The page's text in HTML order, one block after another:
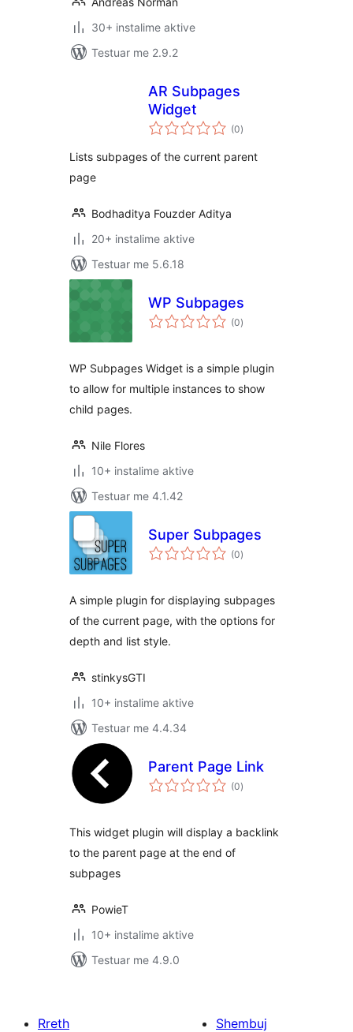
30+ instalime aktive
Testuar me 2.9.2
AR Subpages
Widget
(0vlerësime
gjithsej
)
Lists subpages of the current parent
page
Bodhaditya Fouzder Aditya
20+ instalime aktive
Testuar me 5.6.18
WP Subpages
(0vlerësime
gjithsej
)
WP Subpages Widget is a simple plugin
to allow for multiple instances to show
child pages.
Nile Flores
10+ instalime aktive
Testuar me 4.1.42
Super Subpages
(0vlerësime
gjithsej
)
A simple plugin for displaying subpages
of the current page, with the options for
depth and list style.
stinkysGTI
10+ instalime aktive
Testuar me 4.4.34
Parent Page Link
(0vlerësime
gjithsej
)
This widget plugin will display a backlink
to the parent page at the end of
subpages
PowieT
10+ instalime aktive
Testuar me 4.9.0
Rreth
Shembuj